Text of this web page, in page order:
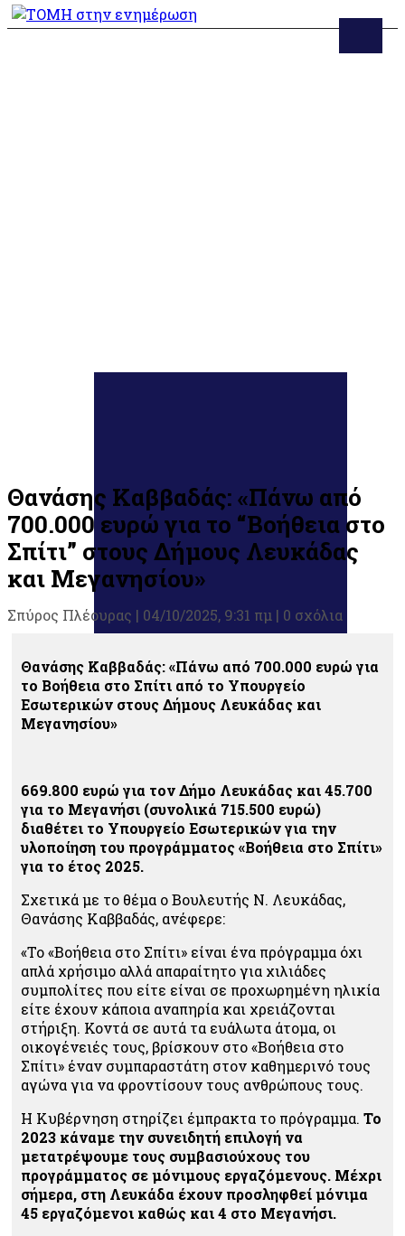
Θανάσης Καββαδάς: «Πάνω από
700.000 ευρώ για το “Βοήθεια στο
Σπίτι” στους Δήμους Λευκάδας
και Μεγανησίου»
Σπύρος Πλέουρας | 04/10/2025, 9:31 πμ | 0 σχόλια
Θανάσης Καββαδάς: «Πάνω από 700.000 ευρώ για
το Βοήθεια στο Σπίτι από το Υπουργείο
Εσωτερικών στους Δήμους Λευκάδας και
Μεγανησίου»
669.800 ευρώ για τον Δήμο Λευκάδας και 45.700
για το Μεγανήσι (συνολικά 715.500 ευρώ)
διαθέτει το Υπουργείο Εσωτερικών για την
υλοποίηση του προγράμματος «Βοήθεια στο Σπίτι»
για το έτος 2025.
Σχετικά με το θέμα ο Βουλευτής Ν. Λευκάδας,
Θανάσης Καββαδάς, ανέφερε:
«Το «Βοήθεια στο Σπίτι» είναι ένα πρόγραμμα όχι
απλά χρήσιμο αλλά απαραίτητο για χιλιάδες
συμπολίτες που είτε είναι σε προχωρημένη ηλικία
είτε έχουν κάποια αναπηρία και χρειάζονται
στήριξη. Κοντά σε αυτά τα ευάλωτα άτομα, οι
οικογένειές τους, βρίσκουν στο «Βοήθεια στο
Σπίτι» έναν συμπαραστάτη στον καθημερινό τους
αγώνα για να φροντίσουν τους ανθρώπους τους.
Η Κυβέρνηση στηρίζει έμπρακτα το πρόγραμμα. Το
2023 κάναμε την συνειδητή επιλογή να
μετατρέψουμε τους συμβασιούχους του
προγράμματος σε μόνιμους εργαζόμενους. Μέχρι
σήμερα, στη Λευκάδα έχουν προσληφθεί μόνιμα
45 εργαζόμενοι καθώς και 4 στο Μεγανήσι.